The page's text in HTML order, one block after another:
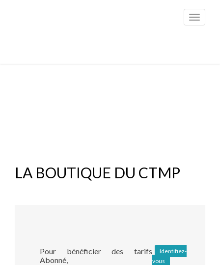
Toggle
LA BOUTIQUE DU CTMP
Pour bénéficier des tarifs
Abonné,
Identifiez-
vous